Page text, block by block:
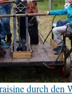
durch den